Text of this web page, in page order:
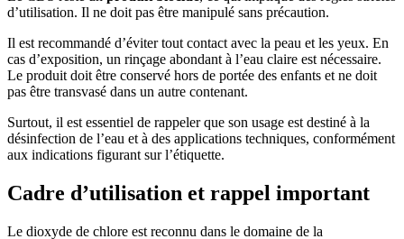
d’utilisation. Il ne doit pas être manipulé sans précaution.
Il est recommandé d’éviter tout contact avec la peau et les yeux. En
cas d’exposition, un rinçage abondant à l’eau claire est nécessaire.
Le produit doit être conservé hors de portée des enfants et ne doit
pas être transvasé dans un autre contenant.
Surtout, il est essentiel de rappeler que son usage est destiné à la
désinfection de l’eau et à des applications techniques, conformément
aux indications figurant sur l’étiquette.
Cadre d’utilisation et rappel important
Le dioxyde de chlore est reconnu dans le domaine de la